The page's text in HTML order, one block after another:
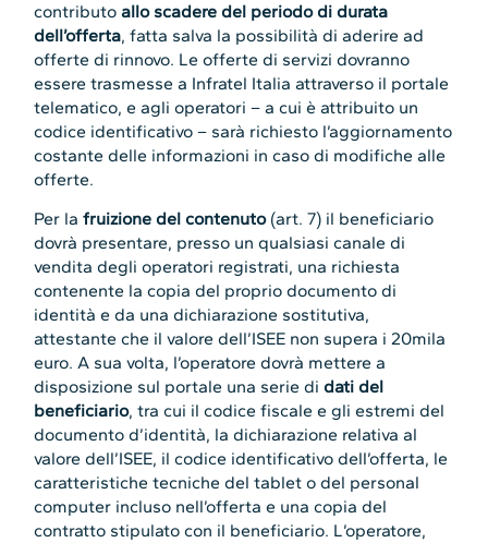
contributo allo scadere del periodo di durata
dell’offerta, fatta salva la possibilità di aderire ad
offerte di rinnovo. Le offerte di servizi dovranno
essere trasmesse a Infratel Italia attraverso il portale
telematico, e agli operatori – a cui è attribuito un
codice identificativo – sarà richiesto l’aggiornamento
costante delle informazioni in caso di modifiche alle
offerte.
Per lafruizione del contenuto(art. 7) il beneficiario
dovrà presentare, presso un qualsiasi canale di
vendita degli operatori registrati, una richiesta
contenente la copia del proprio documento di
identità e da una dichiarazione sostitutiva,
attestante che il valore dell’ISEE non supera i 20mila
euro. A sua volta, l’operatore dovrà mettere a
disposizione sul portale una serie didati del
beneficiario, tra cui il codice fiscale e gli estremi del
documento d’identità, la dichiarazione relativa al
valore dell’ISEE, il codice identificativo dell’offerta, le
caratteristiche tecniche del tablet o del personal
computer incluso nell’offerta e una copia del
contratto stipulato con il beneficiario. L’operatore,